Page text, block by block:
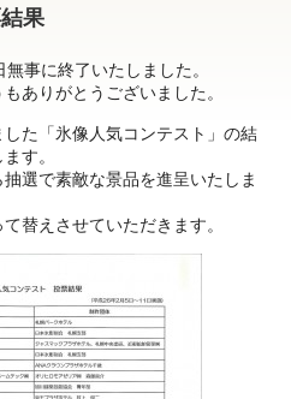
果
事に終了いたしました。
ありがとうございました。
た「氷像人気コンテスト」の結
す。
選で素敵な景品を進呈いたしま
替えさせていただきます。